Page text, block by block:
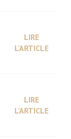
LIRE
L'ARTICLE
LIRE
L'ARTICLE